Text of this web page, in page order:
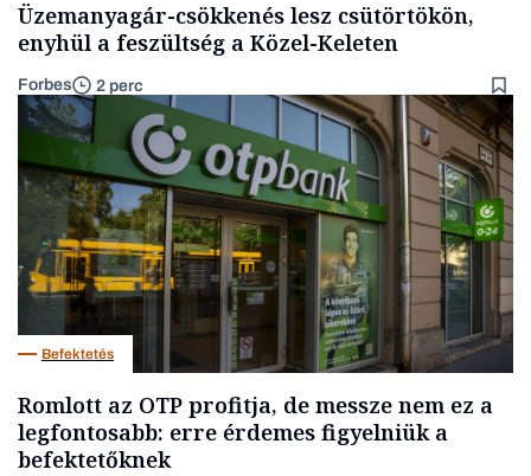
Üzemanyagár-csökkenés lesz csütörtökön,
enyhül a feszültség a Közel-Keleten
Forbes 2 perc
Befektetés
Romlott az OTP profitja, de messze nem ez a
legfontosabb: erre érdemes figyelniük a
befektetőknek